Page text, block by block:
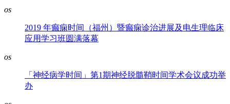
os
2019 年癫痫时间（福州）暨癫痫诊治进展及电生理临床
应用学习班圆满落幕
os
「神经病学时间」第1期神经脱髓鞘时间学术会议成功举
办